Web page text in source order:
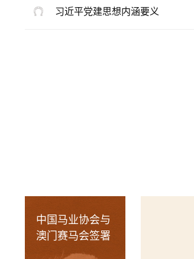
习近平党建思想内涵要义
中国马业协会与
澳门赛马会签署
合作备忘录